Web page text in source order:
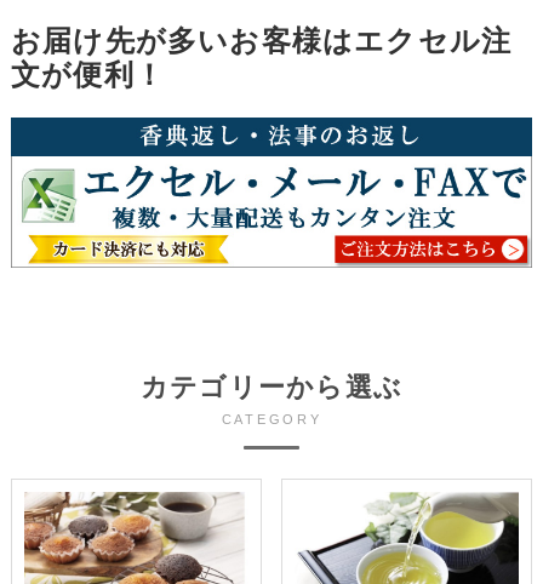
お届け先が多いお客様はエクセル注
文が便利！
カテゴリーから選ぶ
CATEGORY